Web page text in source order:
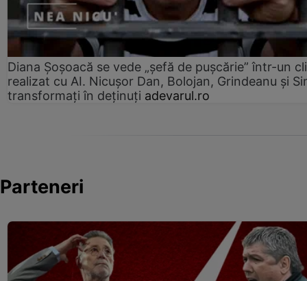
Diana Șoșoacă se vede „șefă de pușcărie” într-un
realizat cu AI. Nicușor Dan, Bolojan, Grindeanu și
transformați în deținuți adevarul.ro
Parteneri